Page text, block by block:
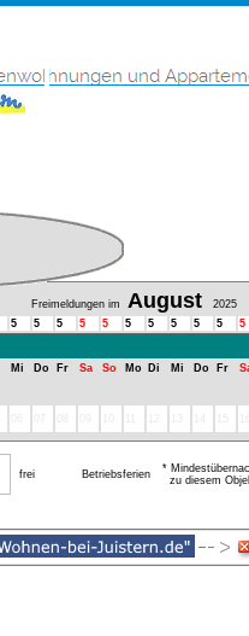
Freimeldungen im August 2025
5 5 5 5 5 5 5 5 5 5 5
Mi Do Fr Sa So Mo Di Mi Do Fr
frei Betriebsferien
*
zu diesem